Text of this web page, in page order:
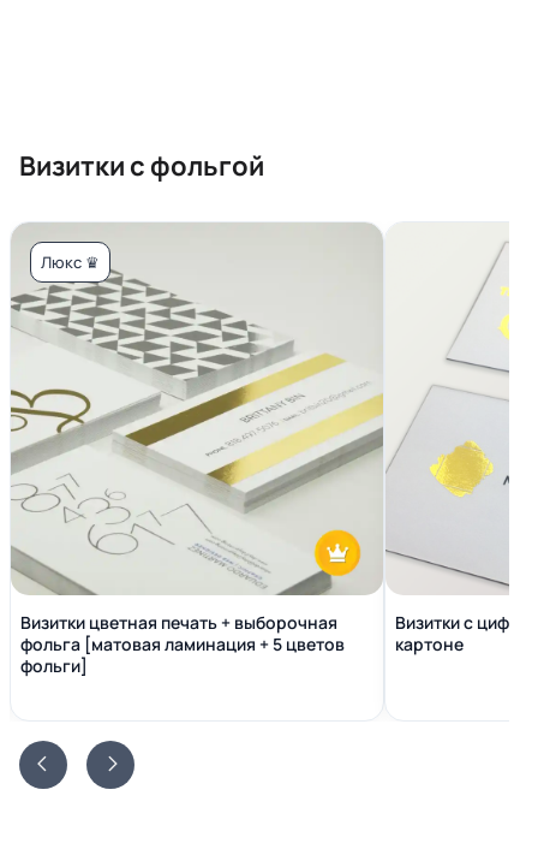
Визитки с фольгой
Люкс ♛
Визитки цветная печать + выборочная
фольга [матовая ламинация + 5 цветов
фольги]
Визитки с
картоне